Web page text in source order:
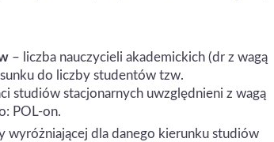
– liczba nauczycieli akademickich (dr z wagą
do liczby studentów tzw.
studiów stacjonarnych uwzględnieni z wagą
POL-on.
wyróżniającej dla danego kierunku studiów